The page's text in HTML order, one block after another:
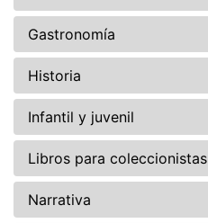
Gastronomía
Historia
Infantil y juvenil
Libros para coleccionistas
Narrativa